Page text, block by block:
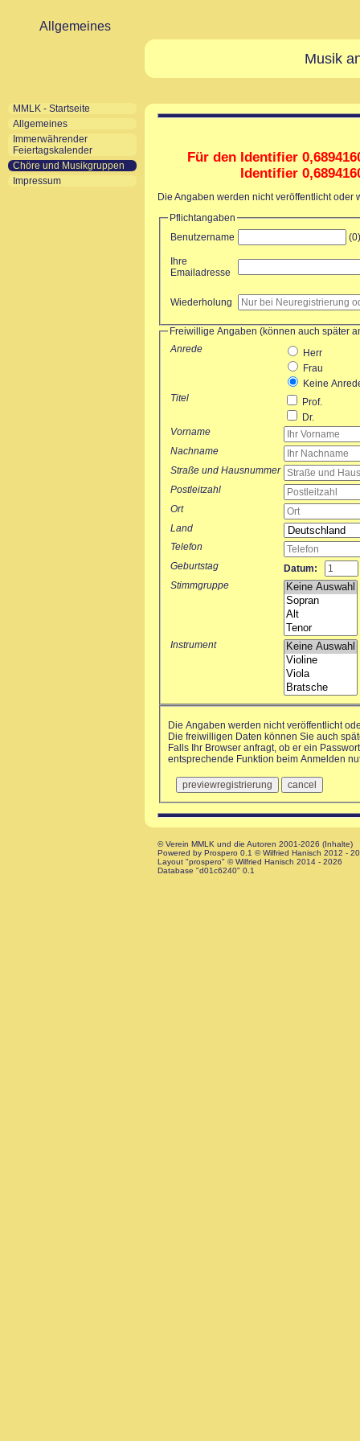
Allgemeines
MMLK - Startseite
Allgemeines
Immerwährender
Feiertagskalender
Chöre und Musikgruppen
Impressum
Musik
Für den Identifier
Identifier
Die Angaben werden nicht veröffentlicht oder
Pflichtangaben
Benutzername
(0)
Ihre
Emailadresse
Wiederholung
Freiwillige Angaben (können auch später
Anrede
Herr
Frau
Keine
Titel
Prof.
Dr.
Vorname
Nachname
Straße und Hausnummer
Postleitzahl
Ort
Land
Telefon
Geburtstag
Stimmgruppe
Instrument
Die Angaben werden nicht veröffentlicht
Die freiwilligen Daten können Sie auch
Falls Ihr Browser anfragt, ob er ein
entsprechende Funktion beim Anmelden
© Verein MMLK und die Autoren 2001-2026 (Inhalte)
Powered by Prospero 0.1 © Wilfried Hanisch 2012 -
Layout "prospero" © Wilfried Hanisch 2014 - 2026
Database "d01c6240" 0.1